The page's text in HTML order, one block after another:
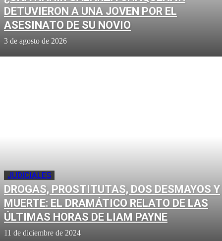
DETUVIERON A UNA JOVEN POR EL
ASESINATO DE SU NOVIO
3 de agosto de 2026
JUDICIALES
DROGAS, PROSTITUTAS, DOS DESMAYOS Y
MUERTE: EL DRAMÁTICO RELATO DE LAS
ÚLTIMAS HORAS DE LIAM PAYNE
11 de diciembre de 2024